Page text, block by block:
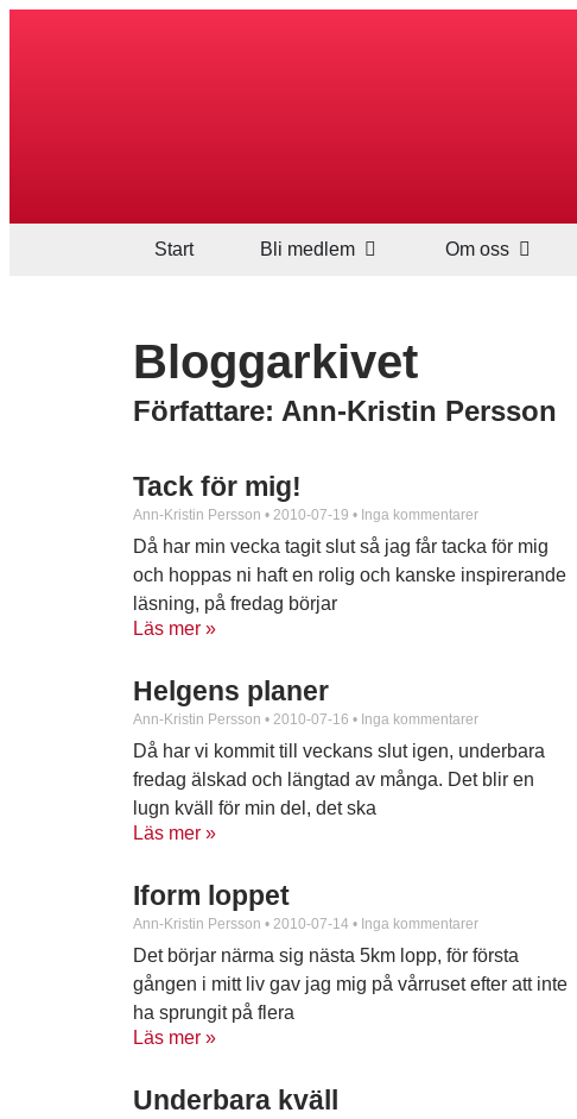
Start Bli medlem Om oss
Bloggarkivet
Författare: Ann-Kristin Persson
Tack för mig!
Ann-Kristin Persson 2010-07-19 Inga kommentarer
Då har min vecka tagit slut så jag får tacka för mig
och hoppas ni haft en rolig och kanske inspirerande
läsning, på fredag börjar
Läs mer »
Helgens planer
Ann-Kristin Persson 2010-07-16 Inga kommentarer
Då har vi kommit till veckans slut igen, underbara
fredag älskad och längtad av många. Det blir en
lugn kväll för min del, det ska
Läs mer »
Iform loppet
Ann-Kristin Persson 2010-07-14 Inga kommentarer
Det börjar närma sig nästa 5km lopp, för första
gången i mitt liv gav jag mig på vårruset efter att inte
ha sprungit på flera
Läs mer »
Underbara kväll